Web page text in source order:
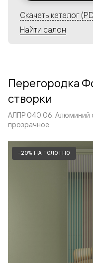
Алюминиевые
с алюминиевыми
алюминиевых
со стеновыми
Скачать каталог
Найти салон
Перегородка
створки
АЛПР 040.06. Алюминий
прозрачное
-20% НА ПОЛОТНО